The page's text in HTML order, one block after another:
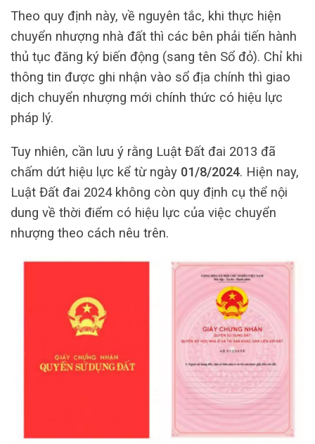
Theo quy định này, về nguyên tắc, khi thực hiện
chuyển nhượng nhà đất thì các bên phải tiến hành
thủ tục đăng ký biến động (sang tên Sổ đỏ). Chỉ khi
thông tin được ghi nhận vào sổ địa chính thì giao
dịch chuyển nhượng mới chính thức có hiệu lực
pháp lý.
Tuy nhiên, cần lưu ý rằng Luật Đất đai 2013 đã
chấm dứt hiệu lực kể từ ngày 01/8/2024. Hiện nay,
Luật Đất đai 2024 không còn quy định cụ thể nội
dung về thời điểm có hiệu lực của việc chuyển
nhượng theo cách nêu trên.